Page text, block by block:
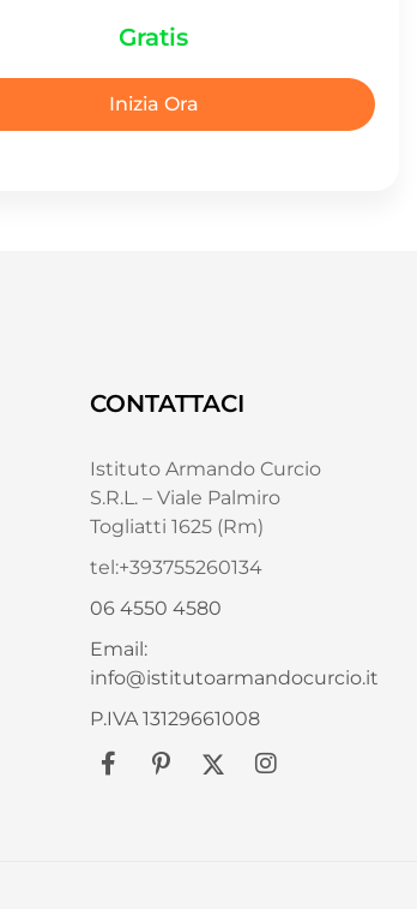
Gratis
Inizia Ora
CONTATTACI
Istituto Armando Curcio
S.R.L. – Viale Palmiro
Togliatti 1625 (Rm)
tel:+393755260134
06 4550 4580
Email:
info@istitutoarmandocurcio.it
P.IVA 13129661008